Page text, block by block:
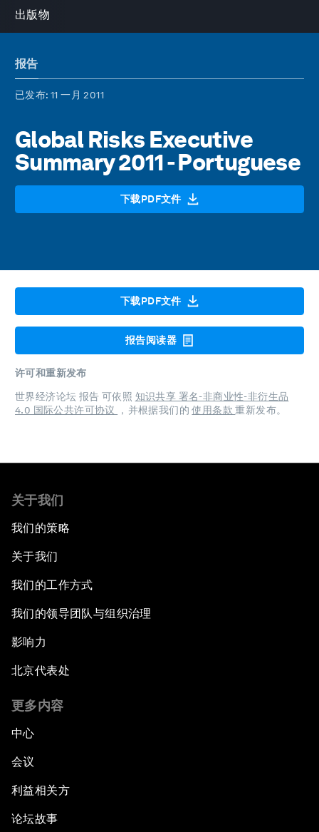
出版物
报告
已发布: 11 一月 2011
Global Risks Executive
Summary 2011 - Portuguese
下载PDF文件
下载PDF文件
报告阅读器
许可和重新发布
世界经济论坛 报告 可依照 知识共享 署名-非商业性-非衍生品
4.0 国际公共许可协议
，并根据我们的使用条款重新发布。
关于我们
我们的策略
关于我们
我们的工作方式
我们的领导团队与组织治理
影响力
北京代表处
更多内容
中心
会议
利益相关方
论坛故事